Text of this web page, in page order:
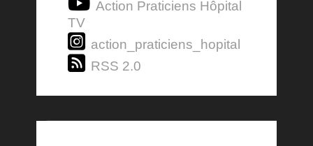
Action Praticiens Hôpital
TV
action_praticiens_hopital
RSS 2.0